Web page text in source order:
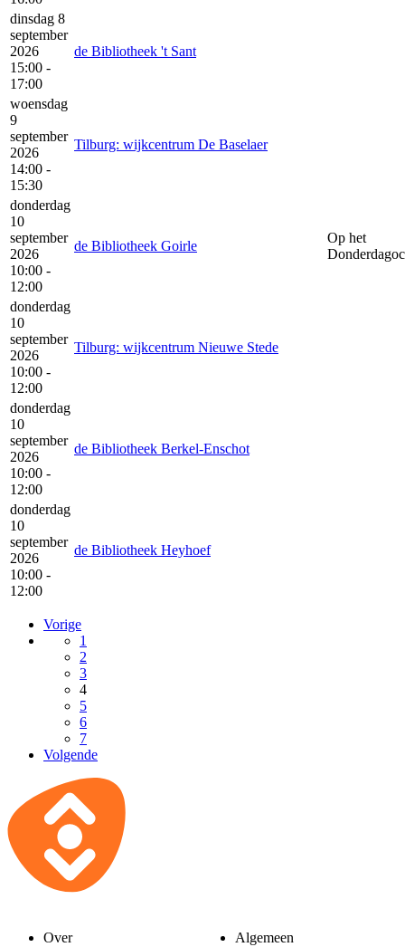
dinsdag 8
september
2026
15:00 -
17:00
de Bibliotheek 't Sant
woensdag
9
september
2026
14:00 -
15:30
Tilburg: wijkcentrum De Baselaer
donderdag
10
september
2026
10:00 -
12:00
de Bibliotheek Goirle
Op het
donderdag
10
september
2026
10:00 -
12:00
Tilburg: wijkcentrum Nieuwe Stede
donderdag
10
september
2026
10:00 -
12:00
de Bibliotheek Berkel-Enschot
donderdag
10
september
2026
10:00 -
12:00
de Bibliotheek Heyhoef
Vorige
1
2
3
4
5
6
7
Volgende
Over Algemeen